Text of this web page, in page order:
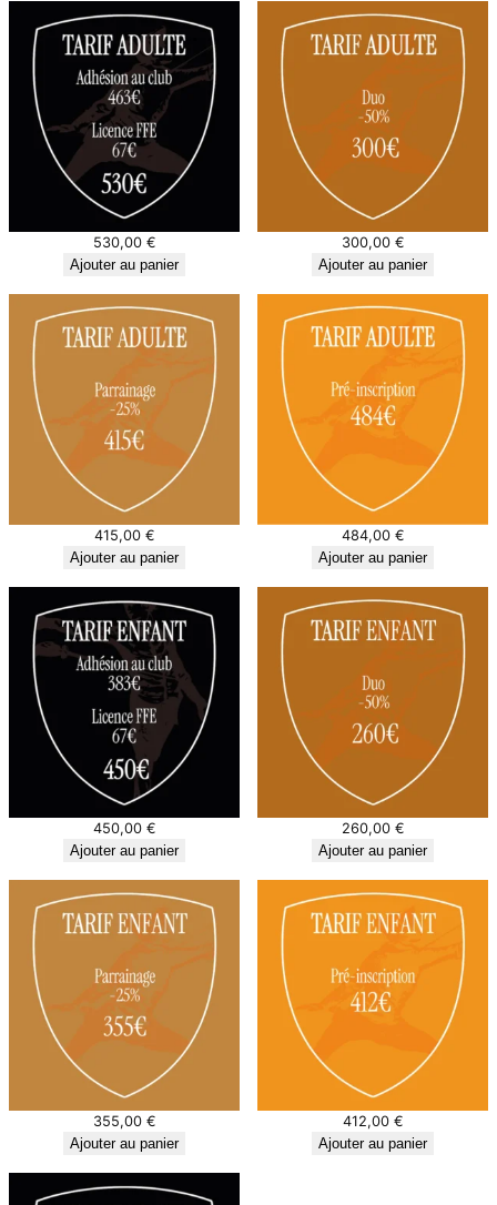
530,00 €
Ajouter au panier
300,00 €
Ajouter au panier
415,00 €
Ajouter au panier
484,00 €
Ajouter au panier
450,00 €
Ajouter au panier
260,00 €
Ajouter au panier
355,00 €
Ajouter au panier
412,00 €
Ajouter au panier